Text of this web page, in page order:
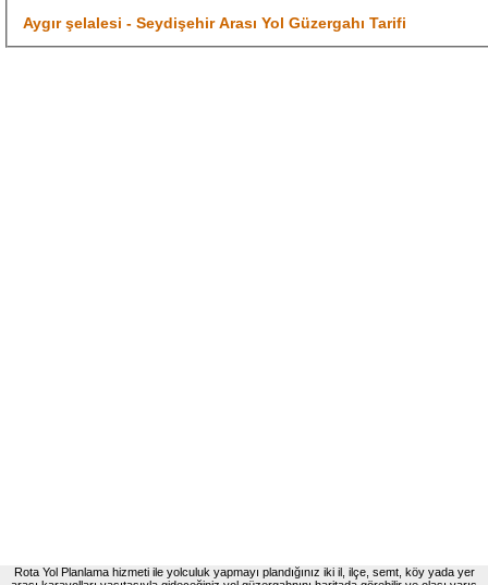
Aygır şelalesi - Seydişehir Arası Yol Güzergahı Tarifi
Rota Yol Planlama hizmeti ile yolculuk yapmayı plandığınız iki il, ilçe, semt, köy yada yer